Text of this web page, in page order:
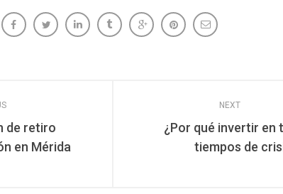
de retiro
en Mérida
NEXT
¿Por qué invertir en
tiempos de